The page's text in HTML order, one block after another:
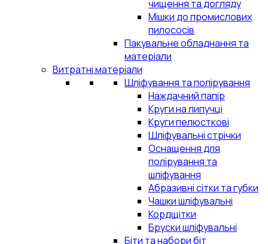
чищення та догляду
Мішки до промислових
пилососів
Пакувальне обладнання та
матеріали
Витратні матеріали
Шліфування та полірування
Наждачний папір
Круги на липучці
Круги пелюсткові
Шліфувальні стрічки
Оснащення для
полірування та
шліфування
Абразивні сітки та губки
Чашки шліфувальні
Кордщітки
Бруски шліфувальні
Біти та набори біт